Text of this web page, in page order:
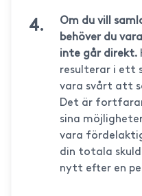
Om du vill
behöver du
inte går direkt.
resulterar i ett
vara svårt att
Det är
sina
vara
din totala
nytt efter en